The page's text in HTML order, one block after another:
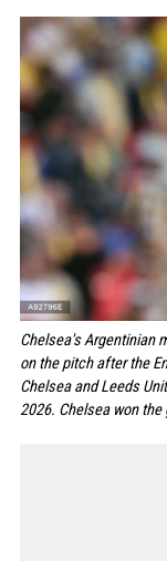
Chelsea's Argentinian
on the pitch after the
Chelsea and Leeds
2026. Chelsea won the